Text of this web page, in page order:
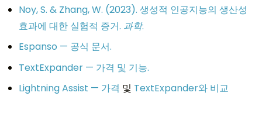
Noy, S. & Zhang, W. (2023). 생성적 인공지능의 생산성
효과에 대한 실험적 증거. 과학.
Espanso — 공식 문서.
TextExpander — 가격 및 기능.
Lightning Assist — 가격 및 TextExpander와 비교